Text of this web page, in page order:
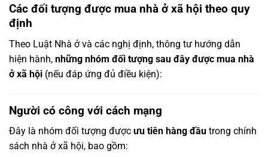
Các đối tượng được mua nhà ở xã hội theo quy
định
Theo Luật Nhà ở và các nghị định, thông tư hướng dẫn
hiện hành, những nhóm đối tượng sau đây được mua nhà
ở xã hội (nếu đáp ứng đủ điều kiện):
Người có công với cách mạng
Đây là nhóm đối tượng được ưu tiên hàng đầu trong chính
sách nhà ở xã hội, bao gồm: